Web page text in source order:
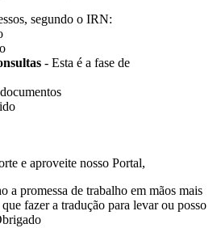
segundo o IRN:
- Esta é a fase de
e aproveite nosso Portal,
promessa de trabalho em mãos mais
fazer a tradução para levar ou posso